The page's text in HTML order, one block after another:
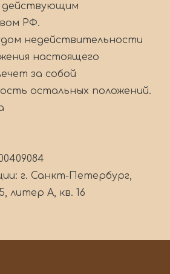
действующим
РФ.
недействительности
настоящего
за собой
остальных положений.
г. Санкт-Петербург,
литер А, кв. 16